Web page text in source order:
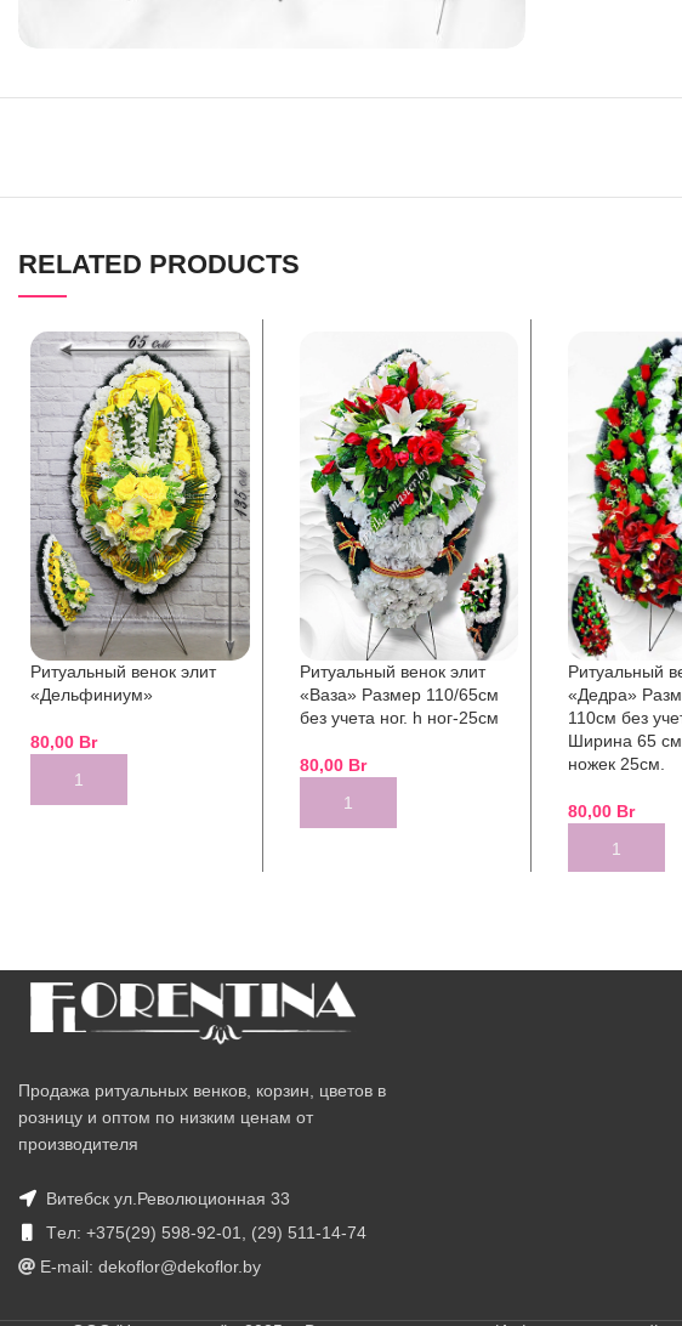
RELATED PRODUCTS
Ритуальный венок элит
«Дельфиниум»
80,00 Br
ADD TO CART
Ритуальный венок элит
«Ваза» Размер 110/65см
без учета ног. h ног-25см
80,00 Br
ADD TO CART
Ритуальный
«Дедра»
110см без
Ширина 65
ножек 25см.
80,00 Br
ADD TO CART
Продажа ритуальных венков, корзин, цветов в
розницу и оптом по низким ценам от
производителя
Витебск ул.Революционная 33
Tел: +375(29) 598-92-01, (29) 511-14-74
E-mail: dekoflor@dekoflor.by